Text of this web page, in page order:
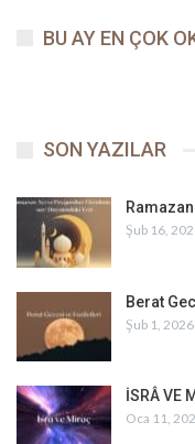
BU AY EN ÇOK
SON YAZILAR
Şub 16,
Berat
Şub 1, 2026
İSRÂ VE
Oca 11,